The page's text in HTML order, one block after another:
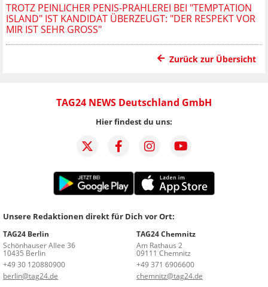
TROTZ PEINLICHER PENIS-PRAHLEREI BEI "TEMPTATION
ISLAND" IST KANDIDAT ÜBERZEUGT: "DER RESPEKT VOR
MIR IST SEHR GROSS"
Zurück zur Übersicht
TAG24 NEWS Deutschland GmbH
Hier findest du uns:
Unsere Redaktionen direkt für Dich vor Ort:
TAG24 Berlin
Schönhauser Allee 36
10435 Berlin
+49 30 120880900
berlin@tag24.de
TAG24 Chemnitz
Am Rathaus 2
09111 Chemnitz
+49 371 6906600
chemnitz@tag24.de